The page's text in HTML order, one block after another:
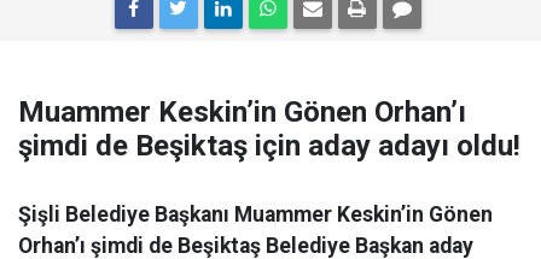
Muammer Keskin’in Gönen Orhan’ı
şimdi de Beşiktaş için aday adayı oldu!
Şişli Belediye Başkanı Muammer Keskin’in Gönen
Orhan’ı şimdi de Beşiktaş Belediye Başkan aday